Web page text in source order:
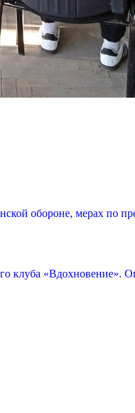
обороне, мерах по
клуба